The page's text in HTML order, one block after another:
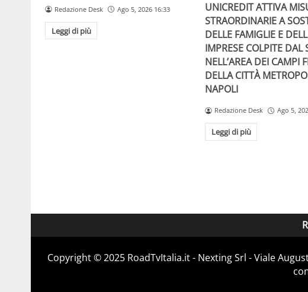
Redazione Desk Ago 5, 2026 16:33
Leggi di più
UNICREDIT ATTIVA
STRAORDINARIE A
DELLE FAMIGLIE E
IMPRESE COLPITE DAL
NELL’AREA DEI CAMPI
DELLA CITTÀ
NAPOLI
Redazione Desk Ago 5,
Leggi di più
Copyright ©️ 2025 RoadTvItalia.it - Nexting Srl - Viale